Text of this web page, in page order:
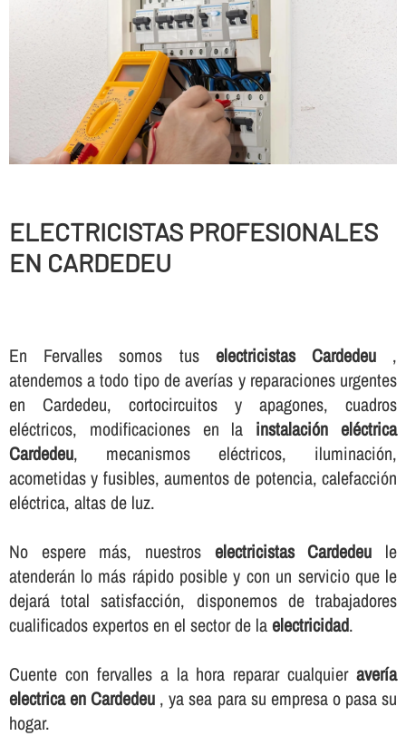
ELECTRICISTAS PROFESIONALES
EN CARDEDEU
En Fervalles somos tus electricistas Cardedeu,
atendemos a todo tipo de averí­as y reparaciones urgentes
en Cardedeu, cortocircuitos y apagones, cuadros
eléctricos, modificaciones en la instalación eléctrica
Cardedeu, mecanismos eléctricos, iluminación,
acometidas y fusibles, aumentos de potencia, calefacción
eléctrica, altas de luz.
No espere más, nuestros electricistas Cardedeu le
atenderán lo más rápido posible y con un servicio que le
dejará total satisfacción, disponemos de trabajadores
cualificados expertos en el sector de laelectricidad.
Cuente con fervalles a la hora reparar cualquieraverí­a
electrica en Cardedeu , ya sea para su empresa o pasa su
hogar.